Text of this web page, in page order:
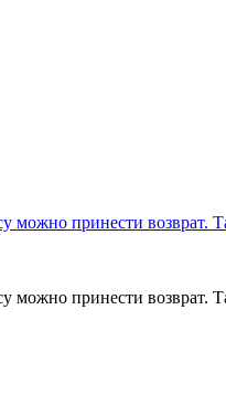
можно принести возврат.
можно принести возврат.